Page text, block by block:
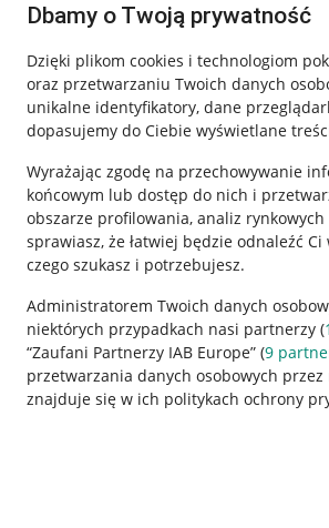
Dbamy o Twoją prywatność
Dzięki plikom cookies i technologiom
oraz przetwarzaniu Twoich danych
unikalne identyfikatory, dane
dopasujemy do Ciebie wyświetlane
Wyrażając zgodę na przechowywanie
końcowym lub dostęp do nich i
obszarze profilowania, analiz
sprawiasz, że łatwiej będzie odnaleźć
czego szukasz i potrzebujesz.
Administratorem Twoich danych
niektórych przypadkach nasi partnerzy (
“Zaufani Partnerzy IAB Europe” (9
przetwarzania danych osobowych
znajduje się w ich politykach ochrony
Przydatne informacje
Jak to działa
Napisz do nas
Allegro Gadane dla sprzedających